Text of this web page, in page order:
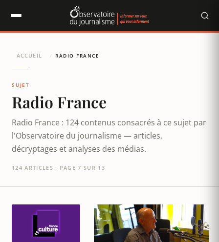
ACCUEIL / RADIO FRANCE
SUJET
Radio France
Radio France : 124 contenus consacrés à ce sujet par
l'Observatoire du journalisme — articles,
décryptages et analyses des médias.
124 ARTICLES · PAGE 7 SUR 13
Panneau de gestion des cookies